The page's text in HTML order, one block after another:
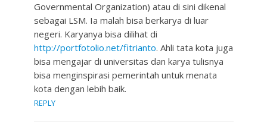
Governmental Organization) atau di sini dikenal
sebagai LSM. Ia malah bisa berkarya di luar
negeri. Karyanya bisa dilihat di
http://portfotolio.net/fitrianto. Ahli tata kota juga
bisa mengajar di universitas dan karya tulisnya
bisa menginspirasi pemerintah untuk menata
kota dengan lebih baik.
REPLY